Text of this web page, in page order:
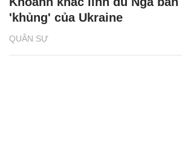
QUÂN SỰ
'khủng' của Ukraine